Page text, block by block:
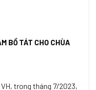
BỒ TÁT CHO CHÙA
trong tháng 7/2023,